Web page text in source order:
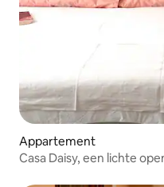
Appartement
Casa Daisy, een lichte